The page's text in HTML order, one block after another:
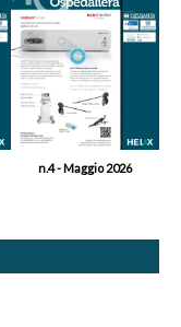
n.4 - Maggio 2026